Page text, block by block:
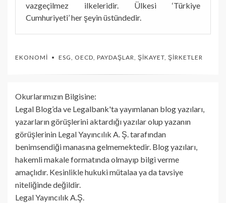
vazgeçilmez ilkeleridir. Ülkesi ‘Türkiye
Cumhuriyeti’ her şeyin üstündedir.
EKONOMI ESG, OECD, PAYDAŞLAR, ŞIKAYET, ŞIRKETLER
Okurlarımızın Bilgisine:
Legal Blog’da ve Legalbank'ta yayımlanan blog yazıları,
yazarların görüşlerini aktardığı yazılar olup yazanın
görüşlerinin Legal Yayıncılık A. Ş. tarafından
benimsendiği manasına gelmemektedir. Blog yazıları,
hakemli makale formatında olmayıp bilgi verme
amaçlıdır. Kesinlikle hukuki mütalaa ya da tavsiye
niteliğinde değildir.
Legal Yayıncılık A.Ş.